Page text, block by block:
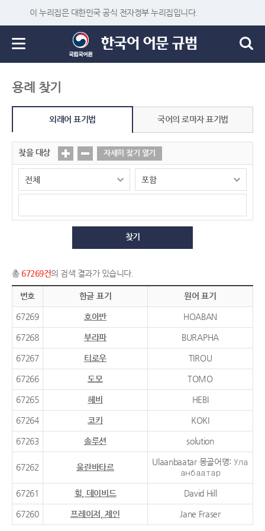
이 누리집은 대한민국 공식 전자정부 누리집입니다.
용례 찾기
외래어 표기법 국어의 로마자 표기법
찾을 대상 자세히 찾기 열기
찾기
총 67269건의 검색 결과가 있습니다.
번호 한글 표기 원어 표기
67269 호아반 HOABAN
67268 부라파 BURAPHA
67267 티로우 TIROU
67266 도모 TOMO
67265 헤비 HEBI
67264 코키 KOKI
67263 솔루션 solution
67262 울란바타르
Ulaanbaatar 몽골어명: Ула
анбаатар
67261 힐, 데이비드 David Hill
67260 프레이저, 제인 Jane Fraser